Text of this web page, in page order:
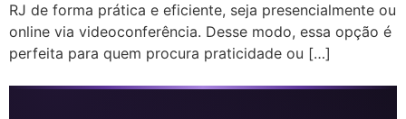
RJ de forma prática e eficiente, seja presencialmente ou
online via videoconferência. Desse modo, essa opção é
perfeita para quem procura praticidade ou […]